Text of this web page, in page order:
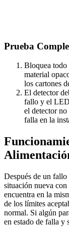
Prueba
Bloquea todo
material
los cartones
El detector
fallo y el LED
el detector no
falla en la
Después de un
situación nueva
encuentra en la
de los límites
normal. Si algún
en estado de falla y